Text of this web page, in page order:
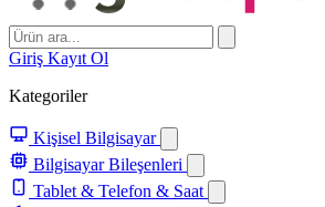
Giriş Kayıt Ol
Kategoriler
Kişisel Bilgisayar
Bilgisayar Bileşenleri
Tablet & Telefon & Saat